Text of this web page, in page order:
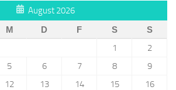
August 2026
M D F S S
1
2
5 6 7 8
9
12 13 14 15
16